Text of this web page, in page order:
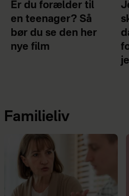
Er du forælder til
en teenager? Så
bør du se den her
nye film
Familieliv